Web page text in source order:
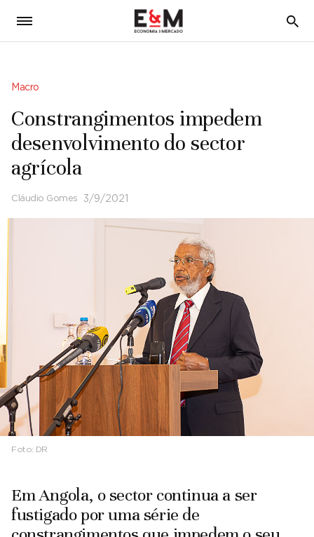
5
Macro
Constrangimentos impedem
desenvolvimento do sector
agrícola
Cláudio Gomes 3/9/2021
Foto: DR
Em Angola, o sector continua a ser
fustigado por uma série de